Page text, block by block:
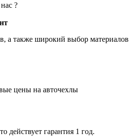
?
, а также широкий выбор материалов
цены на авточехлы
действует гарантия 1 год.